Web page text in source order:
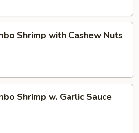
Shrimp with Cashew Nuts
Shrimp w. Garlic Sauce